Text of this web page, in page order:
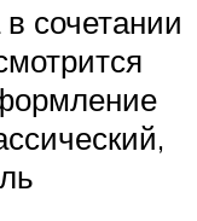
сочетании